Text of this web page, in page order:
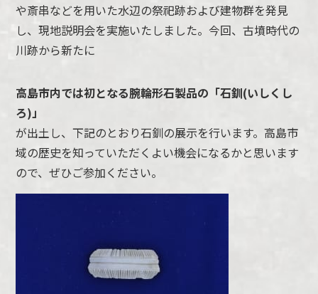
や斎串などを用いた水辺の祭祀跡および建物群を発見
し、現地説明会を実施いたしました。今回、古墳時代の
川跡から新たに
高島市内では初となる腕輪形石製品の「石釧(いしくし
ろ)」
が出土し、下記のとおり石釧の展示を行います。高島市
域の歴史を知っていただくよい機会になるかと思います
ので、ぜひご参加ください。